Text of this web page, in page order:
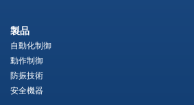
製品
自動化制御
動作制御
防振技術
安全機器